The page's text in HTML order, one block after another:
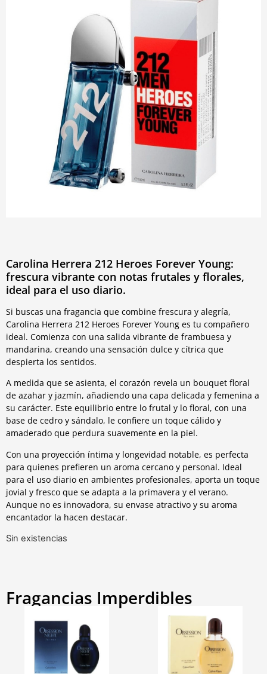
Carolina Herrera 212 Heroes Forever Young:
frescura vibrante con notas frutales y florales,
ideal para el uso diario.
Si buscas una fragancia que combine frescura y alegría,
Carolina Herrera 212 Heroes Forever Young es tu compañero
ideal. Comienza con una salida vibrante de frambuesa y
mandarina, creando una sensación dulce y cítrica que
despierta los sentidos.
A medida que se asienta, el corazón revela un bouquet floral
de azahar y jazmín, añadiendo una capa delicada y femenina a
su carácter. Este equilibrio entre lo frutal y lo floral, con una
base de cedro y sándalo, le confiere un toque cálido y
amaderado que perdura suavemente en la piel.
Con una proyección íntima y longevidad notable, es perfecta
para quienes prefieren un aroma cercano y personal. Ideal
para el uso diario en ambientes profesionales, aporta un toque
jovial y fresco que se adapta a la primavera y el verano.
Aunque no es innovadora, su envase atractivo y su aroma
encantador la hacen destacar.
Sin existencias
Fragancias Imperdibles